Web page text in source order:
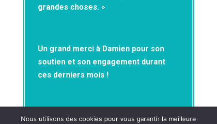
grandes choses. »
Un grand merci à Damien pour son
soutien et son engagement durant
ces derniers mois !
Nous utilisons des cookies pour vous garantir la meilleure